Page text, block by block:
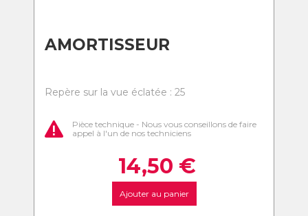
AMORTISSEUR
Repère sur la vue éclatée : 25
Pièce technique - Nous vous conseillons de faire
appel à l'un de nos techniciens
14,50 €
Ajouter au panier